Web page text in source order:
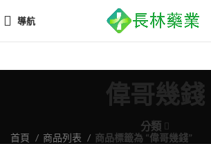
導航
偉哥幾錢
分類
首頁 商品列表 商品標籤為 “偉哥幾錢”